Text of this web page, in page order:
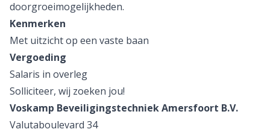
doorgroeimogelijkheden.
Kenmerken
Met uitzicht op een vaste baan
Vergoeding
Salaris in overleg
Solliciteer, wij zoeken jou!
Voskamp Beveiligingstechniek Amersfoort B.V.
Valutaboulevard 34